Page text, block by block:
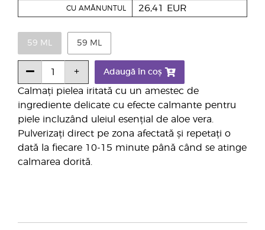
Calmați pielea iritată cu un amestec de
ingrediente delicate cu efecte calmante pentru
piele incluzând uleiul esențial de aloe vera.
Pulverizați direct pe zona afectată și repetați o
dată la fiecare 10-15 minute până când se atinge
calmarea dorită.
CU AMĂNUNTUL 26,41 EUR
59 ML 59 ML
Adaugă în coș